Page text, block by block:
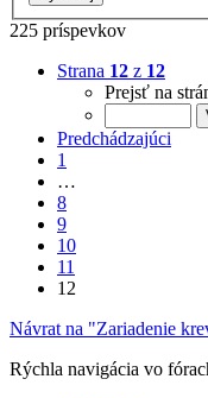
225 príspevkov
Strana 12 z 12
Prejsť na
Predchádzajúci
1
…
8
9
10
11
12
Návrat na "Zariadenie
Rýchla navigácia vo